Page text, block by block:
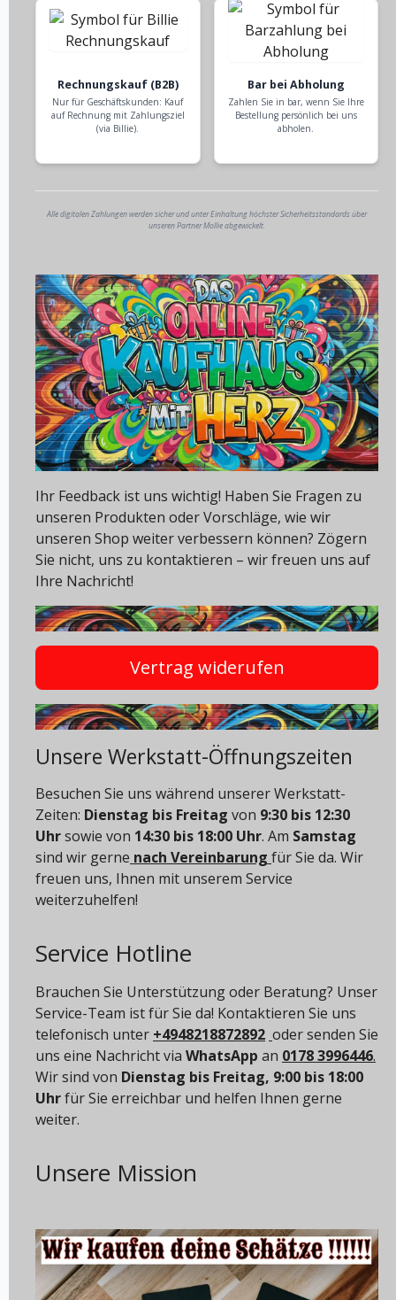
Rechnungskauf (B2B)
Nur für Geschäftskunden: Kauf
auf Rechnung mit Zahlungsziel
(via Billie).
Bar bei Abholung
Zahlen Sie in bar, wenn Sie Ihre
Bestellung persönlich bei uns
abholen.
Alle digitalen Zahlungen werden sicher und unter Einhaltung höchster Sicherheitsstandards über
unseren Partner Mollie abgewickelt.
Ihr Feedback ist uns wichtig! Haben Sie Fragen zu
unseren Produkten oder Vorschläge, wie wir
unseren Shop weiter verbessern können? Zögern
Sie nicht, uns zu kontaktieren – wir freuen uns auf
Ihre Nachricht!
Vertrag widerufen
Unsere Werkstatt-Öffnungszeiten
Besuchen Sie uns während unserer Werkstatt-
Zeiten: Dienstag bis Freitag von 9:30 bis 12:30
Uhrsowie von 14:30 bis 18:00 Uhr. Am Samstag
sind wir gerne nach Vereinbarung für Sie da. Wir
freuen uns, Ihnen mit unserem Service
weiterzuhelfen!
Service Hotline
Brauchen Sie Unterstützung oder Beratung? Unser
Service-Team ist für Sie da! Kontaktieren Sie uns
telefonisch unter +4948218872892 oder senden Sie
uns eine Nachricht via WhatsApp an 0178 3996446.
Wir sind von Dienstag bis Freitag, 9:00 bis 18:00
Uhrfür Sie erreichbar und helfen Ihnen gerne
weiter.
Unsere Mission